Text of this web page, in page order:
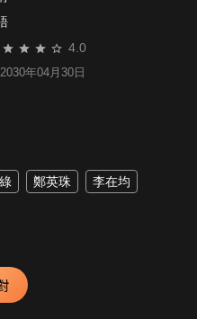
4.0
年04月30日
鄭英珠
李在均